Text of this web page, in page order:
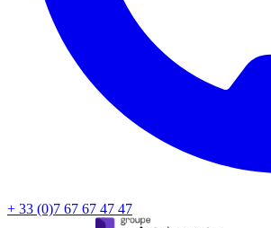
+ 33 (0)7 67 67 47 47